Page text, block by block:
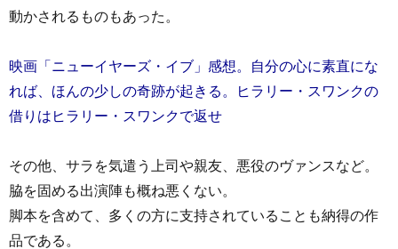
動かされるものもあった。
映画「ニューイヤーズ・イブ」感想。自分の心に素直にな
れば、ほんの少しの奇跡が起きる。ヒラリー・スワンクの
借りはヒラリー・スワンクで返せ
その他、サラを気遣う上司や親友、悪役のヴァンスなど。
脇を固める出演陣も概ね悪くない。
脚本を含めて、多くの方に支持されていることも納得の作
品である。